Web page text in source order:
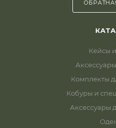
Кейсы
Комплекты
Кобуры и
Аксессуары